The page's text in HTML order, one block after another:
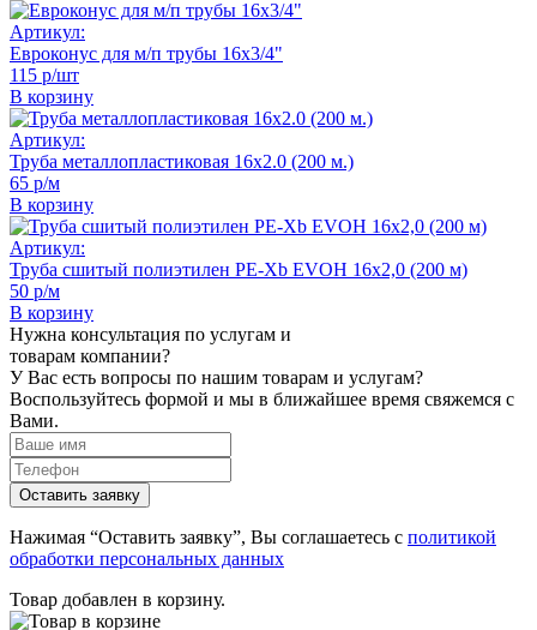
Артикул:
Евроконус для м/п трубы 16х3/4"
115 р/шт
В корзину
Артикул:
Труба металлопластиковая 16x2.0 (200 м.)
65 р/м
В корзину
Артикул:
Труба сшитый полиэтилен PE-Xb EVOH 16х2,0 (200 м)
50 р/м
В корзину
Нужна консультация по услугам и
товарам компании?
У Вас есть вопросы по нашим товарам и услугам?
Воспользуйтесь формой и мы в ближайшее время свяжемся с
Вами.
Нажимая “Оставить заявку”, Вы соглашаетесь с политикой
обработки персональных данных
Товар добавлен в корзину.